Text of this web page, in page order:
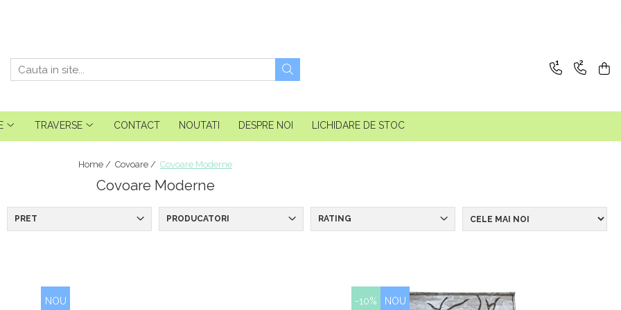
1 2
TRAVERSE CONTACT NOUTATI DESPRE NOI LICHIDARE DE STOC
Home / Covoare / Covoare Moderne
Covoare Moderne
PRET PRODUCATORI RATING
NOU -10% NOU